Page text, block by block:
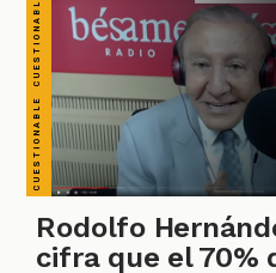
Rodolfo
cifra que el 70%